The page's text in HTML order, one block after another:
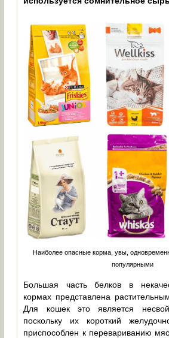
Наиболее опасные корма, увы,
популярными
Большая часть белков в
кормах представлена
Для кошек это является
поскольку их короткий
приспособлен к перевариванию